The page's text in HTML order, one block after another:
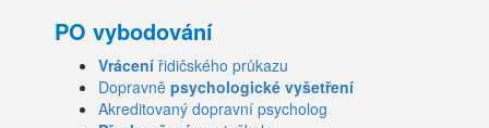
PO vybodování
Vrácení řidičského průkazu
Dopravně psychologické vyšetření
Akreditovaný dopravní psycholog